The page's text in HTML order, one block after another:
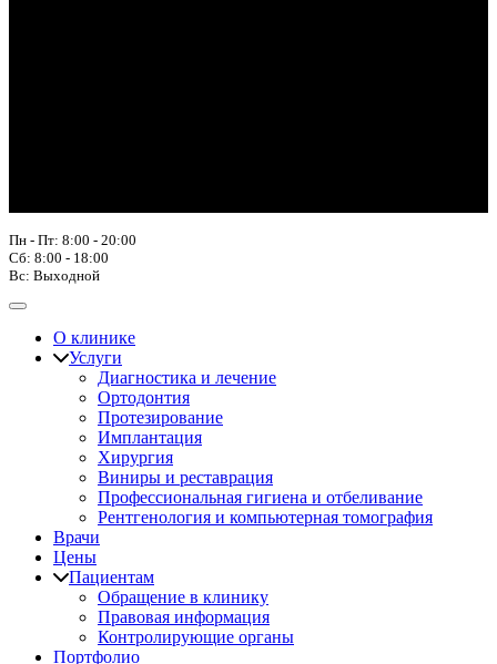
Пн - Пт: 8:00 - 20:00
Сб: 8:00 - 18:00
Вс: Выходной
О клинике
Услуги
Диагностика и лечение
Ортодонтия
Протезирование
Имплантация
Хирургия
Виниры и реставрация
Профессиональная гигиена и отбеливание
Рентгенология и компьютерная томография
Врачи
Цены
Пациентам
Обращение в клинику
Правовая информация
Контролирующие органы
Портфолио